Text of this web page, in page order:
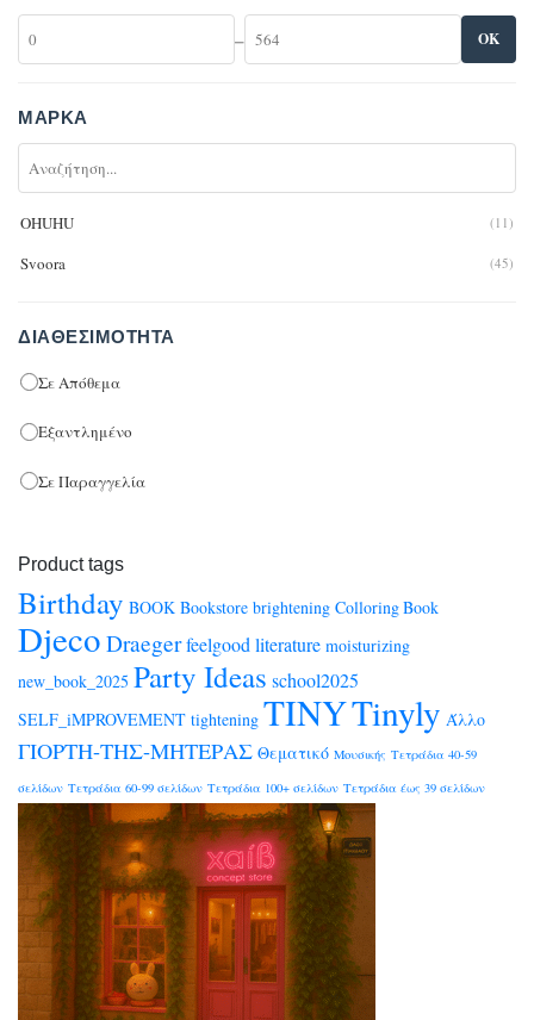
– OK
ΜΆΡΚΑ
OHUHU (11)
Svoora (45)
ΔΙΑΘΕΣΙΜΌΤΗΤΑ
Σε Απόθεμα
Εξαντλημένο
Σε Παραγγελία
Product tags
Birthday BOOK Bookstore brightening Colloring Book
Djeco Draegerfeelgood literature moisturizing
new_book_2025 Party Ideas school2025
SELF_iMPROVEMENT tightening TINYTinyly Άλλο
ΓΙΟΡΤΗ-ΤΗΣ-ΜΗΤΕΡΑΣ Θεματικό Μουσικής Τετράδια 40-59
σελίδων Τετράδια 60-99 σελίδων Τετράδια 100+ σελίδων Τετράδια έως 39 σελίδων